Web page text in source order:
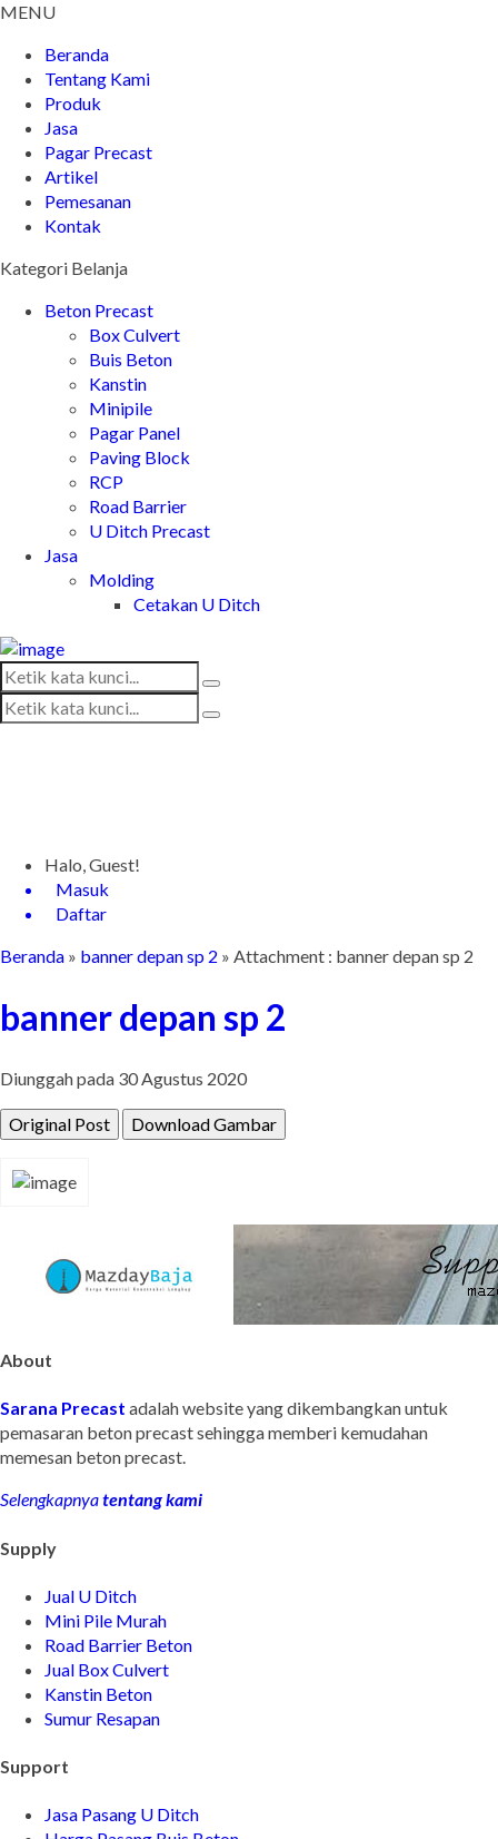
MENU
Beranda
Tentang Kami
Produk
Jasa
Pagar Precast
Artikel
Pemesanan
Kontak
Kategori Belanja
Beton Precast
Box Culvert
Buis Beton
Kanstin
Minipile
Pagar Panel
Paving Block
RCP
Road Barrier
U Ditch Precast
Jasa
Molding
Cetakan U Ditch
Halo, Guest!
Masuk
Daftar
Beranda » banner depan sp 2 » Attachment : banner depan sp 2
banner depan sp 2
Diunggah pada 30 Agustus 2020
Original Post Download Gambar
About
Sarana Precast adalah website yang dikembangkan untuk
pemasaran beton precast sehingga memberi kemudahan
memesan beton precast.
Selengkapnyatentang kami
Supply
Jual U Ditch
Mini Pile Murah
Road Barrier Beton
Jual Box Culvert
Kanstin Beton
Sumur Resapan
Support
Jasa Pasang U Ditch